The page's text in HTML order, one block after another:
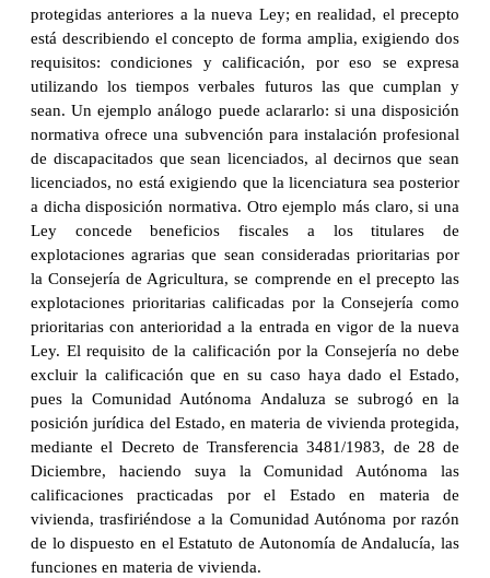
protegidas anteriores a la nueva Ley; en realidad, el precepto
está describiendo el concepto de forma amplia, exigiendo dos
requisitos: condiciones y calificación, por eso se expresa
utilizando los tiempos verbales futuros las que cumplan y
sean. Un ejemplo análogo puede aclararlo: si una disposición
normativa ofrece una subvención para instalación profesional
de discapacitados que sean licenciados, al decirnos que sean
licenciados, no está exigiendo que la licenciatura sea posterior
a dicha disposición normativa. Otro ejemplo más claro, si una
Ley concede beneficios fiscales a los titulares de
explotaciones agrarias que sean consideradas prioritarias por
la Consejería de Agricultura, se comprende en el precepto las
explotaciones prioritarias calificadas por la Consejería como
prioritarias con anterioridad a la entrada en vigor de la nueva
Ley. El requisito de la calificación por la Consejería no debe
excluir la calificación que en su caso haya dado el Estado,
pues la Comunidad Autónoma Andaluza se subrogó en la
posición jurídica del Estado, en materia de vivienda protegida,
mediante el Decreto de Transferencia 3481/1983, de 28 de
Diciembre, haciendo suya la Comunidad Autónoma las
calificaciones practicadas por el Estado en materia de
vivienda, trasfiriéndose a la Comunidad Autónoma por razón
de lo dispuesto en el Estatuto de Autonomía de Andalucía, las
funciones en materia de vivienda.